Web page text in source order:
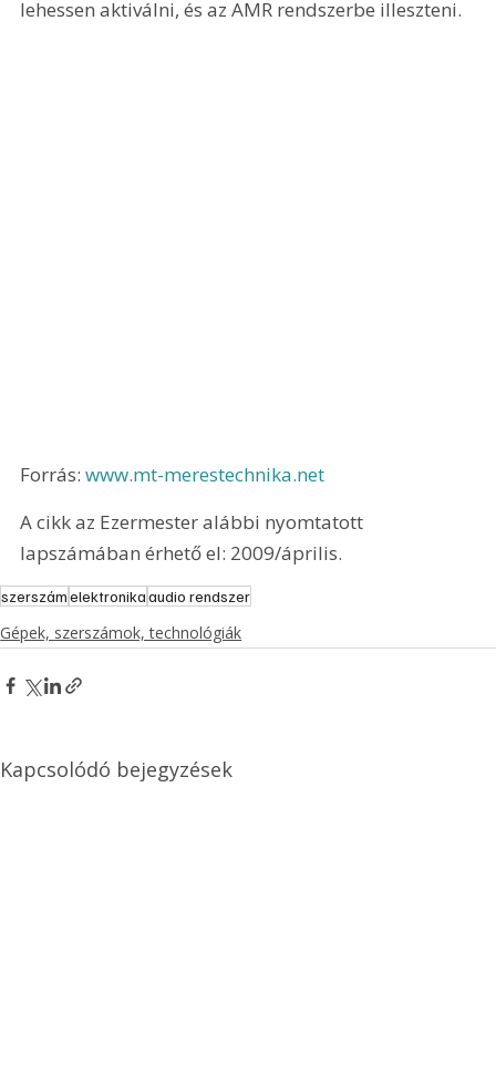
lehessen aktiválni, és az AMR rendszerbe illeszteni.
Forrás: www.mt-merestechnika.net
A cikk az Ezermester alábbi nyomtatott
lapszámában érhető el: 2009/április.
szerszámelektronikaaudio rendszer
Gépek, szerszámok, technológiák
Kapcsolódó bejegyzések